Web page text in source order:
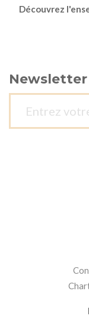
Découvrez
Newsletter